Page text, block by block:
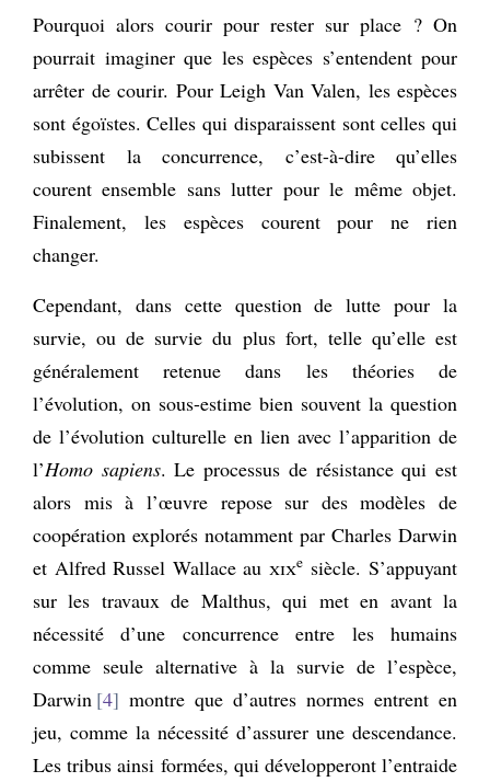
Pourquoi alors courir pour rester sur place ? On
pourrait imaginer que les espèces s’entendent pour
arrêter de courir. Pour Leigh Van Valen, les espèces
sont égoïstes. Celles qui disparaissent sont celles qui
subissent la concurrence, c’est-à-dire qu’elles
courent ensemble sans lutter pour le même objet.
Finalement, les espèces courent pour ne rien
changer.
Cependant, dans cette question de lutte pour la
survie, ou de survie du plus fort, telle qu’elle est
généralement retenue dans les théories de
l’évolution, on sous-estime bien souvent la question
de l’évolution culturelle en lien avec l’apparition de
l’Homo sapiens. Le processus de résistance qui est
alors mis à l’œuvre repose sur des modèles de
coopération explorés notamment par Charles Darwin
et Alfred Russel Wallace au xixesiècle. S’appuyant
sur les travaux de Malthus, qui met en avant la
nécessité d’une concurrence entre les humains
comme seule alternative à la survie de l’espèce,
Darwin 4
montre que d’autres normes entrent en
jeu, comme la nécessité d’assurer une descendance.
Les tribus ainsi formées, qui développeront l’entraide